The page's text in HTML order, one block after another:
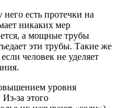
него есть протечки на
никаких мер
а мощные трубы
эти трубы. Такие же
человек не уделяет
уровня
за этого